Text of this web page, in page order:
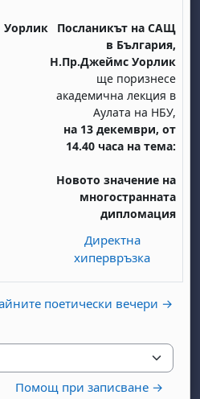
Посланикът на САЩ
в България,
Н.Пр.Джеймс Уорлик
ще поризнесе
академична лекция в
Аулата на НБУ,
на 13 декември, от
14.40 часа на тема:
Новото значение на
многостранната
дипломация
Директна
хипервръзка
поетически вечери →
Помощ при записване →